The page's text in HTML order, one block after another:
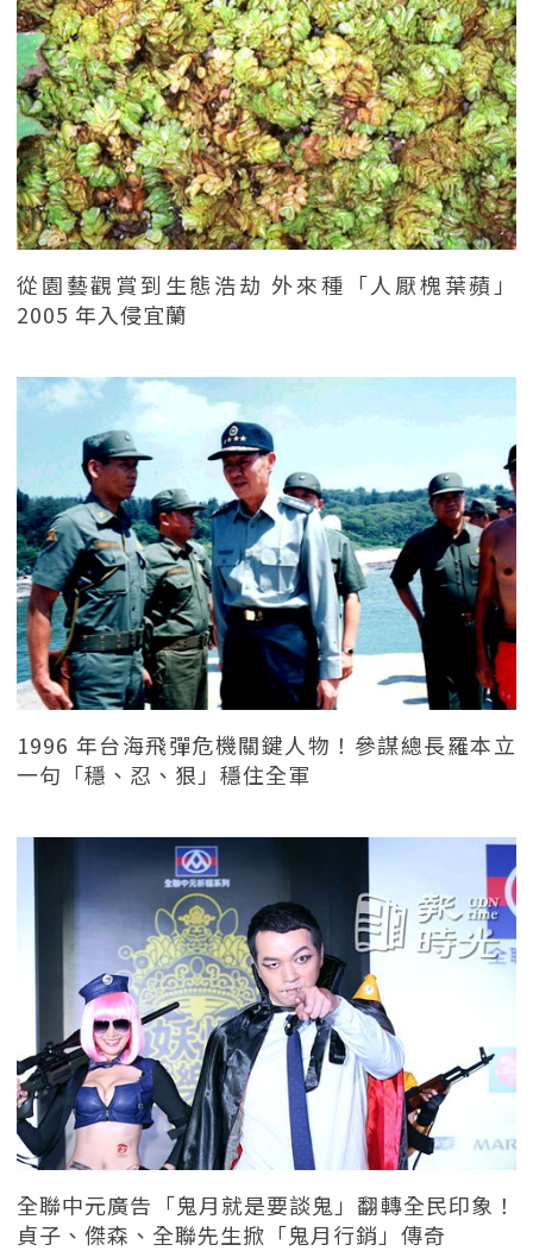
從園藝觀賞到生態浩劫 外來種「人厭槐葉蘋」
2005 年入侵宜蘭
1996 年台海飛彈危機關鍵人物！參謀總長羅本立
一句「穩、忍、狠」穩住全軍
全聯中元廣告「鬼月就是要談鬼」翻轉全民印象！
貞子、傑森、全聯先生掀「鬼月行銷」傳奇